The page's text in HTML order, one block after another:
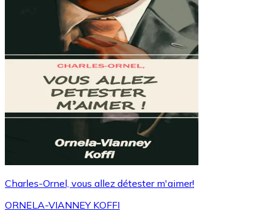
Charles-Ornel, vous allez détester m'aimer!
ORNELA-VIANNEY KOFFI